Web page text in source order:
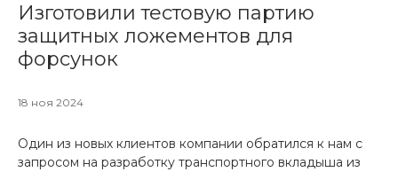
Изготовили тестовую партию
защитных ложементов для
форсунок
18 ноя 2024
Один из новых клиентов компании обратился к нам с
запросом на разработку транспортного вкладыша из